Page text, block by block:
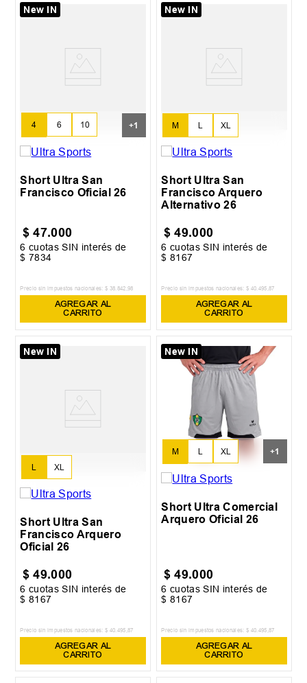
New IN
4 6 10
14
+1
Short Ultra San
Francisco Oficial 26
$ 47.000
6 cuotas SIN interés de
$ 7834
Precio sin impuestos nacionales: $ 38.842 ,98
AGREGAR AL
CARRITO
New IN
M L XL
Short Ultra San
Francisco Arquero
Alternativo 26
$ 49.000
6 cuotas SIN interés de
$ 8167
Precio sin impuestos nacionales: $ 40.495 ,87
AGREGAR AL
CARRITO
New IN
L XL
Short Ultra San
Francisco Arquero
Oficial 26
$ 49.000
6 cuotas SIN interés de
$ 8167
Precio sin impuestos nacionales: $ 40 495 87
AGREGAR AL
CARRITO
New IN
M L XL
XXL
+1
Short Ultra Comercial
Arquero Oficial 26
$ 49.000
6 cuotas SIN interés de
$ 8167
Precio sin impuestos nacionales: $ 40 495 87
AGREGAR AL
CARRITO